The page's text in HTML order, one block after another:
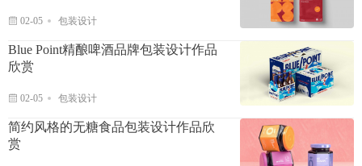
02-05 包装设计
Blue Point精酿啤酒品牌包装设计作品
欣赏
02-05 包装设计
简约风格的无糖食品包装设计作品欣
赏